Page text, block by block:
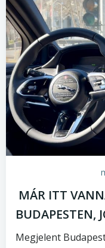
MÁR ITT
BUDAPESTEN,
Megjelent